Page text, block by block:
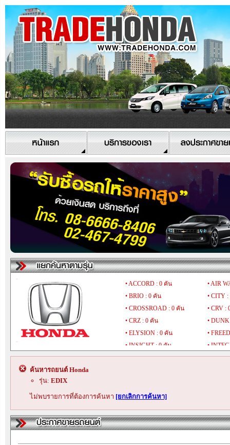
• ACCORD : 0 คัน
• AIR
• BRIO : 0 คัน
• CITY
• CROSSROAD : 0 คัน
• CRV :
• CRZ : 0 คัน
•
• ELYSION : 0 คัน
•
• INSIGHT : 0 คัน
•
• LEGEND : 0 คัน
•
• STREAM : 0 คัน
ค้นหารถยนต์ Honda
รุ่น: EDIX
ไม่พบรายการที่ต้องการค้นหา [ยกเลิกการค้นหา]